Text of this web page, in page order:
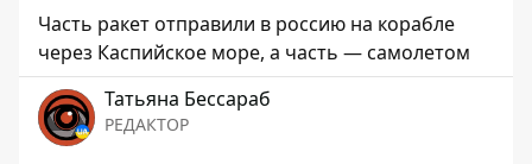
Часть ракет отправили в россию на корабле
через Каспийское море, а часть — самолетом
Татьяна Бессараб
РЕДАКТОР